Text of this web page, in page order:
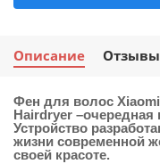
Описание Отзывы
Фен для волос
Hairdryer –очередная
Устройство
жизни современной
своей красоте.